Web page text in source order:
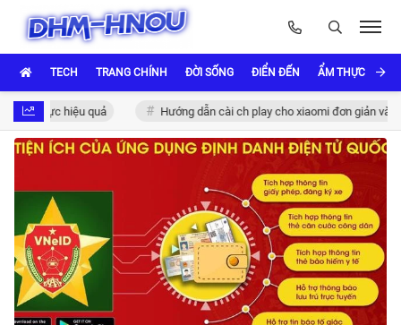
TECH TRANG CHÍNH ĐỜI SỐNG ĐIỂN ĐẾN ẨM THỰC VÀ
thực hiệu quả Hướng dẫn cài ch play cho xiaomi đơn giản và nhanh